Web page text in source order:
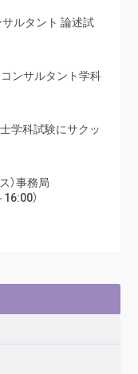
ルタント 論述試
ンサルタント学科
学科試験にサクッ
）事務局
）